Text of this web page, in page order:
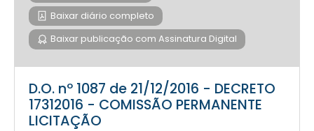
Baixar diário completo
Baixar publicação com Assinatura Digital
D.O. nº 1087 de 21/12/2016 - DECRETO
17312016 - COMISSÃO PERMANENTE
LICITAÇÃO